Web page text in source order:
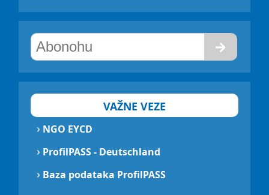
VAŽNE VEZE
› NGO EYCD
› ProfilPASS - Deutschland
› Baza podataka ProfilPASS